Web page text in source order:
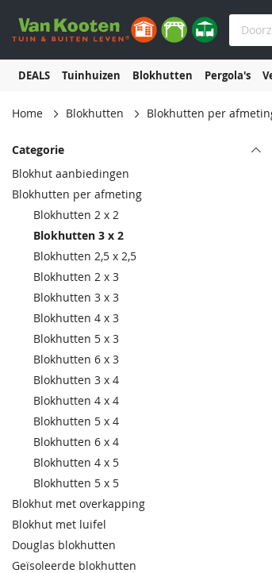
DEALS Tuinhuizen Blokhutten Pergola's
Home Blokhutten Blokhutten per
Categorie
Blokhut aanbiedingen
Blokhutten per afmeting
Blokhutten 2 x 2
Blokhutten 3 x 2
Blokhutten 2,5 x 2,5
Blokhutten 2 x 3
Blokhutten 3 x 3
Blokhutten 4 x 3
Blokhutten 5 x 3
Blokhutten 6 x 3
Blokhutten 3 x 4
Blokhutten 4 x 4
Blokhutten 5 x 4
Blokhutten 6 x 4
Blokhutten 4 x 5
Blokhutten 5 x 5
Blokhut met overkapping
Blokhut met luifel
Douglas blokhutten
Geïsoleerde blokhutten